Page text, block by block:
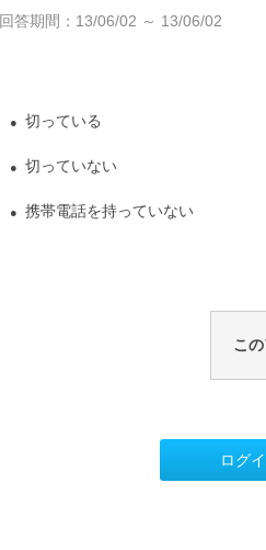
回答期間：13/06/02 ～ 13/06/02
● 切っている
● 切っていない
● 携帯電話を持っていない
こ
ログ